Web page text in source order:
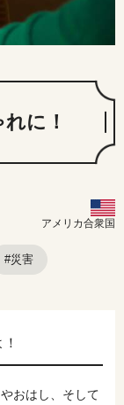
に！
アメリカ合衆国
#災害
おはし、そして